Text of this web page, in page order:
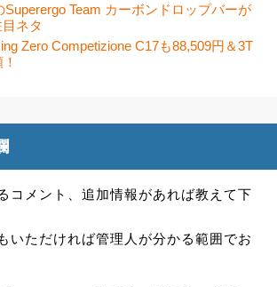
Superergo Team カーボンドロップバーが
ネタ
Zero Competizione C17も88,509円＆3T
コメント、追加情報があれば教えて下
いただければ管理人が分かる範囲でお